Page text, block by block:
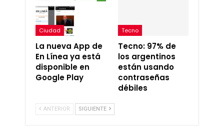
Ciudad
La nueva App de
En Línea ya está
disponible en
Google Play
Tecno
Tecno: 97% de
los argentinos
están usando
contraseñas
débiles
ANTERIOR SIGUIENTE